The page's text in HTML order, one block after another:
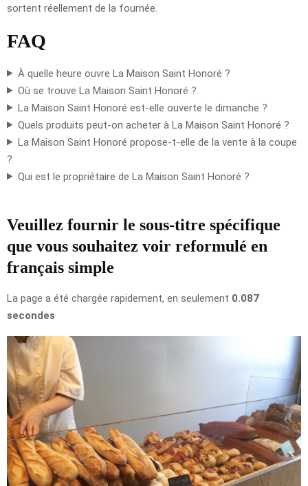
sortent réellement de la fournée.
FAQ
À quelle heure ouvre La Maison Saint Honoré ?
Où se trouve La Maison Saint Honoré ?
La Maison Saint Honoré est-elle ouverte le dimanche ?
Quels produits peut-on acheter à La Maison Saint Honoré ?
La Maison Saint Honoré propose-t-elle de la vente à la coupe
?
Qui est le propriétaire de La Maison Saint Honoré ?
Veuillez fournir le sous-titre spécifique
que vous souhaitez voir reformulé en
français simple
La page a été chargée rapidement, en seulement 0.087
secondes